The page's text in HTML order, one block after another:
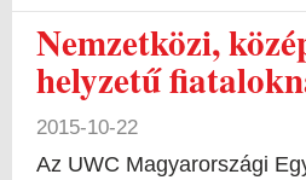
Nemzetközi,
helyzetű
2015-10-22
Az UWC Magyarországi